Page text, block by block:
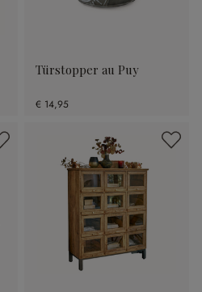
Türstopper au Puy
€ 14,95